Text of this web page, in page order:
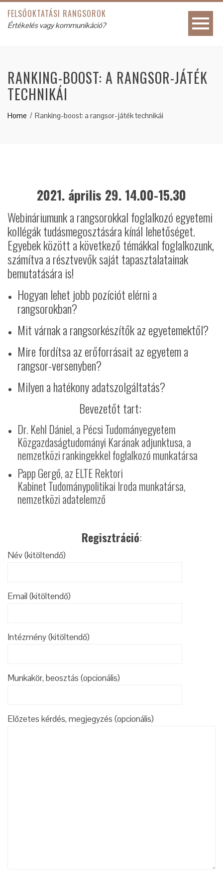
FELSŐOKTATÁSI RANGSOROK
Értékelés vagy kommunikáció?
RANKING-BOOST: A RANGSOR-JÁTÉK
TECHNIKÁI
Home Ranking-boost: a rangsor-játék technikái
2021. április 29. 14.00-15.30
Webináriumunk a rangsorokkal foglalkozó egyetemi
kollégák tudásmegosztására kínál lehetőséget.
Egyebek között a következő témákkal foglalkozunk,
számítva a résztvevők saját tapasztalatainak
bemutatására is!
Hogyan lehet jobb pozíciót elérni a
rangsorokban?
Mit várnak a rangsorkészítők az egyetemektől?
Mire fordítsa az erőforrásait az egyetem a
rangsor-versenyben?
Milyen a hatékony adatszolgáltatás?
Bevezetőt tart:
Dr. Kehl Dániel, a Pécsi Tudományegyetem
Közgazdaságtudományi Karának adjunktusa, a
nemzetközi rankingekkel foglalkozó munkatársa
Papp Gergő, az ELTE Rektori
Kabinet Tudománypolitikai Iroda munkatársa,
nemzetközi adatelemző
Regisztráció:
Név (kitöltendő)
Email (kitöltendő)
Intézmény (kitöltendő)
Munkakör, beosztás (opcionális)
Előzetes kérdés, megjegyzés (opcionális)